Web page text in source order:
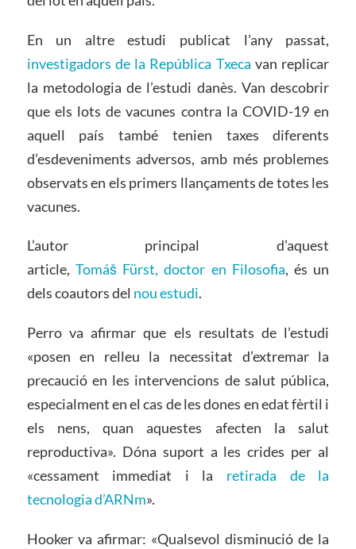
En un altre estudi publicat l’any passat,
investigadors de la República Txecavan replicar
la metodologia de l’estudi danès. Van descobrir
que els lots de vacunes contra la COVID-19 en
aquell país també tenien taxes diferents
d’esdeveniments adversos, amb més problemes
observats en els primers llançaments de totes les
vacunes.
L’autor principal d’aquest
article, Tomáš Fürst, doctor en Filosofia, és un
dels coautors del nou estudi.
Perro va afirmar que els resultats de l’estudi
«posen en relleu la necessitat d’extremar la
precaució en les intervencions de salut pública,
especialment en el cas de les dones en edat fèrtil i
els nens, quan aquestes afecten la salut
reproductiva». Dóna suport a les crides per al
«cessament immediat i la retirada de la
tecnologia d’ARNm».
Hooker va afirmar: «Qualsevol disminució de la